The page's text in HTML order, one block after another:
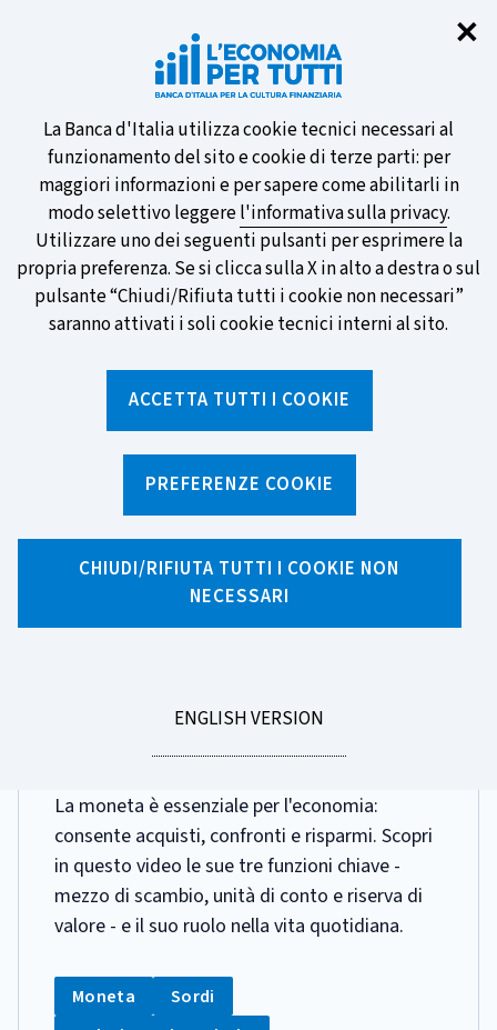
✕
Informativa
sui
cookie
La Banca d'Italia utilizza cookie tecnici necessari al
funzionamento del sito e cookie di terze parti: per
maggiori informazioni e per sapere come abilitarli in
modo selettivo leggerel'informativa sulla privacy.
Utilizzare uno dei seguenti pulsanti per esprimere la
propria preferenza. Se si clicca sulla X in alto a destra o sul
pulsante “Chiudi/Rifiuta tutti i cookie non necessari”
saranno attivati i soli cookie tecnici interni al sito.
ACCETTA TUTTI I COOKIE
PREFERENZE COOKIE
CHIUDI/RIFIUTA TUTTI I COOKIE NON
NECESSARI
GO
ENGLISH VERSION
Partecipa al sondaggio della BCE
sulle nuove banconote e vota la tua
preferita!
SCOPRI DI PIÙ
Ricerca per tag
7 risultati di ricerca per tag "Sordi"
PUBBLICAZIONE:
19 NOVEMBRE 2025
La Moneta e le sue Funzioni
La moneta è essenziale per l'economia:
consente acquisti, confronti e risparmi. Scopri
in questo video le sue tre funzioni chiave -
mezzo di scambio, unità di conto e riserva di
valore - e il suo ruolo nella vita quotidiana.
CATEGORIA:
Tag:
Moneta Tag:
Sordi